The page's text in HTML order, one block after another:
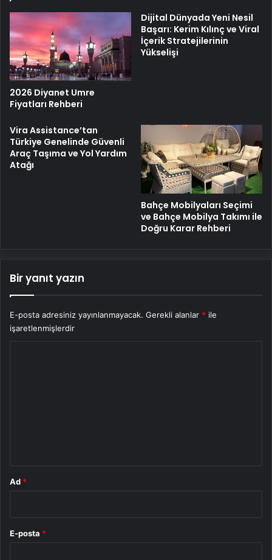
2026 Diyanet Umre
Fiyatları Rehberi
Dijital Dünyada Yeni Nesil
Başarı: Kerim Kılınç ve Viral
İçerik Stratejilerinin
Yükselişi
Vira Assistance’tan
Türkiye Genelinde Güvenli
Araç Taşıma ve Yol Yardım
Atağı
Bahçe Mobilyaları Seçimi
ve Bahçe Mobilya Takımı ile
Doğru Karar Rehberi
Bir yanıt yazın
E-posta adresiniz yayınlanmayacak. Gerekli alanlar * ile
işaretlenmişlerdir
Ad *
E-posta *